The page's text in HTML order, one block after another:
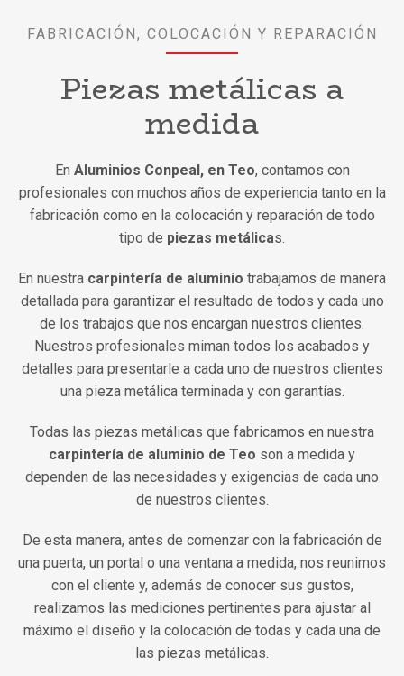
FABRICACIÓN, COLOCACIÓN Y REPARACIÓN
Piezas metálicas a
medida
En Aluminios Conpeal, en Teo, contamos con
profesionales con muchos años de experiencia tanto en la
fabricación como en la colocación y reparación de todo
tipo de piezas metálicas.
En nuestra carpintería de aluminio trabajamos de manera
detallada para garantizar el resultado de todos y cada uno
de los trabajos que nos encargan nuestros clientes.
Nuestros profesionales miman todos los acabados y
detalles para presentarle a cada uno de nuestros clientes
una pieza metálica terminada y con garantías.
Todas las piezas metálicas que fabricamos en nuestra
carpintería de aluminio de Teo son a medida y
dependen de las necesidades y exigencias de cada uno
de nuestros clientes.
De esta manera, antes de comenzar con la fabricación de
una puerta, un portal o una ventana a medida, nos reunimos
con el cliente y, además de conocer sus gustos,
realizamos las mediciones pertinentes para ajustar al
máximo el diseño y la colocación de todas y cada una de
las piezas metálicas.